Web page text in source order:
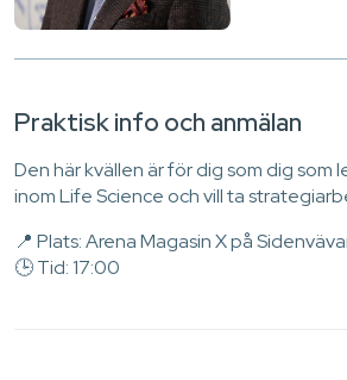
Praktisk info och anmälan
Den här kvällen är för dig som dig
inom Life Science och vill ta
📍 Plats: Arena Magasin X på
🕒 Tid: 17:00